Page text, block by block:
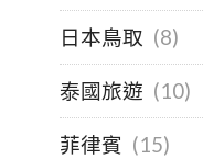
日本鳥取 (8)
泰國旅遊 (10)
菲律賓 (15)